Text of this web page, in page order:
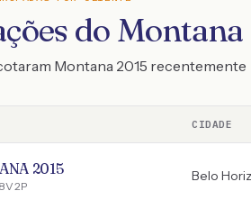
do Montana
Montana 2015 recentemente
CIDADE
2015
2P
Belo